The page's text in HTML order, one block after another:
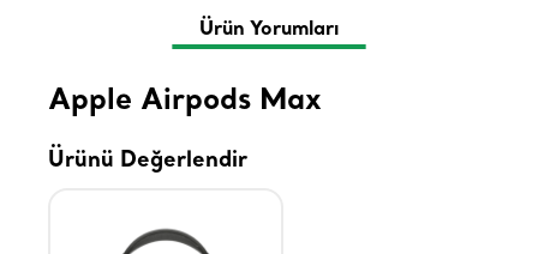
Ürün Yorumları
Apple Airpods Max
Ürünü Değerlendir